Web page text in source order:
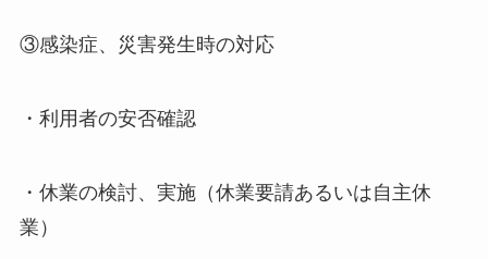
③感染症、災害発生時の対応
・利用者の安否確認
・休業の検討、実施（休業要請あるいは自主休
業）